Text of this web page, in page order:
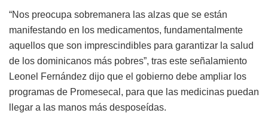
“Nos preocupa sobremanera las alzas que se están
manifestando en los medicamentos, fundamentalmente
aquellos que son imprescindibles para garantizar la salud
de los dominicanos más pobres”, tras este señalamiento
Leonel Fernández dijo que el gobierno debe ampliar los
programas de Promesecal, para que las medicinas puedan
llegar a las manos más desposeídas.